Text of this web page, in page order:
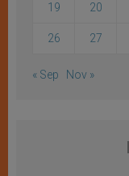
19 20
26 27
« Sep Nov »